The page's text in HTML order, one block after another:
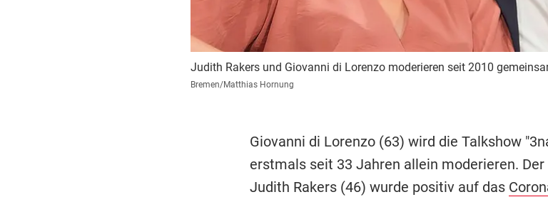
Judith Rakers und Giovanni di Lorenzo moderieren seit 2010
Bremen/Matthias Hornung
Giovanni di Lorenzo (63) wird die Talkshow
erstmals seit 33 Jahren allein moderieren. Der
Judith Rakers (46) wurde positiv auf das